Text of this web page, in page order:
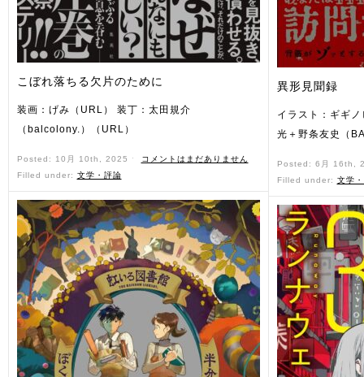
こぼれ落ちる欠片のために
装画：げみ（URL） 装丁：太田規介
（balcolony.）（URL）
Posted: 10月 10th, 2025 ˑ
コメントはまだありません
Filled under: 文学・評論
異形見聞録
イラスト：ギギ
光＋野条友史（
Posted: 6月 16th,
Filled under: 文学